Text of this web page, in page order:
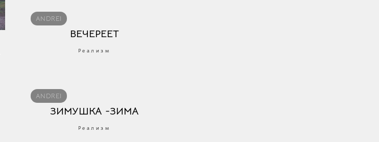
ANDREI
ВЕЧЕРЕЕТ
Реализм
ANDREI
ЗИМУШКА -ЗИМА
Реализм